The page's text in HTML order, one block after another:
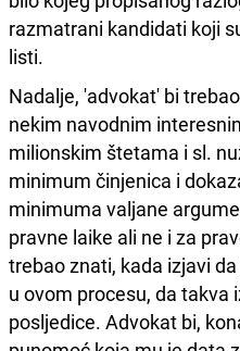
razmatrani kandidati koji
listi.
Nadalje, 'advokat' bi
nekim navodnim
milionskim štetama i sl.
minimum činjenica i
minimuma valjane
pravne laike ali ne i za
trebao znati, kada izjavi
u ovom procesu, da takva
posljedice. Advokat bi,